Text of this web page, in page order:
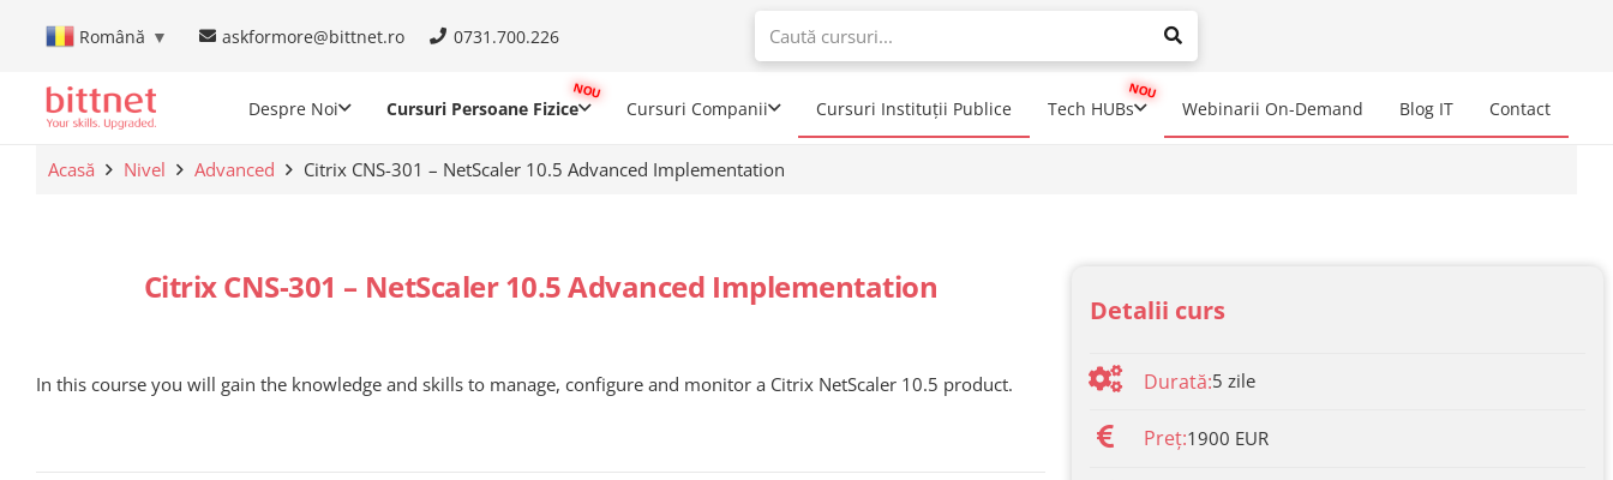
Română ▼ askformore@bittnet.ro 0731.700.226
When autocomplete results are available use up and down arrows to
Despre Noi Cursuri Persoane Fizice Cursuri Companii Cursuri Instituții Publice Tech HUBs Webinarii On-Demand Blog IT Contact
Acasă Nivel Advanced Citrix CNS-301 – NetScaler 10.5 Advanced Implementation
Citrix CNS-301 – NetScaler 10.5 Advanced Implementation
In this course you will gain the knowledge and skills to manage, configure and monitor a Citrix NetScaler 10.5 product.
Detalii curs
Durată:5 zile
Preț:1900 EUR